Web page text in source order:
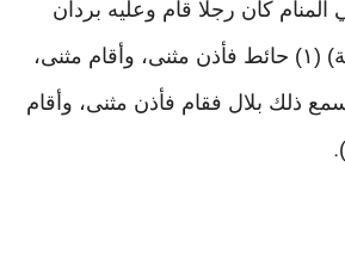
كان رجلًا قام وعليه بردان
أخضران على (جذمة) (١) حائط فأذن مثنى، وأقام مثنى،
ذلك بلال فقام فأذن مثنى، وأقام
.